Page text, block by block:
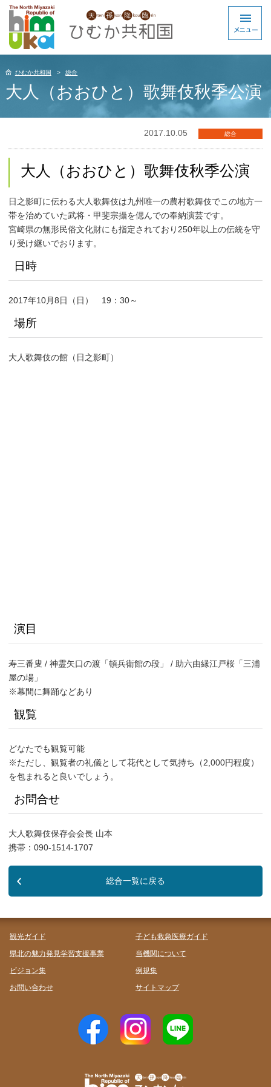
ひむか共和国 総合
大人（おおひと）歌舞伎秋季公演
2017.10.05 総合
大人（おおひと）歌舞伎秋季公演
日之影町に伝わる大人歌舞伎は九州唯一の農村歌舞伎でこの地方一
帯を治めていた武将・甲斐宗攝を偲んでの奉納演芸です。
宮崎県の無形民俗文化財にも指定されており250年以上の伝統を守
り受け継いでおります。
日時
2017年10月8日（日） 19：30～
場所
大人歌舞伎の館（日之影町）
演目
寿三番叟 / 神霊矢口の渡「頓兵衛館の段」 / 助六由縁江戸桜「三浦
屋の場」
※幕間に舞踊などあり
観覧
どなたでも観覧可能
※ただし、観覧者の礼儀として花代として気持ち（2,000円程度）
を包まれると良いでしょう。
お問合せ
大人歌舞伎保存会会長 山本
携帯：090-1514-1707
総合一覧に戻る
観光ガイド
子ども救急医療ガイド
県北の魅力発見学習支援事業
当機関について
ビジョン集
例規集
お問い合わせ
サイトマップ